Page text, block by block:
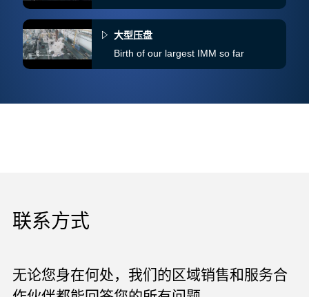
大型压盘
Birth of our largest IMM so far
联系方式
无论您身在何处，我们的区域销售和服务合